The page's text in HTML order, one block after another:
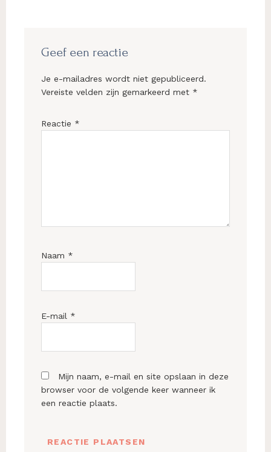
Interacties
Geef een reactie
Je e-mailadres wordt niet gepubliceerd.
Vereiste velden zijn gemarkeerd met *
Reactie *
Naam *
E-mail *
Mijn naam, e-mail en site opslaan in deze
browser voor de volgende keer wanneer ik
een reactie plaats.